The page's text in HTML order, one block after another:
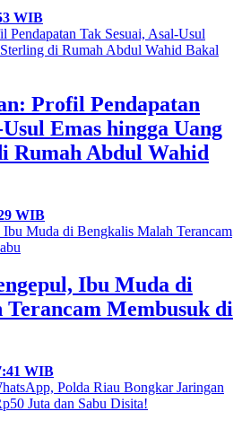
WIB
Profil Pendapatan
Emas hingga Uang
Rumah Abdul Wahid
WIB
Ibu Muda di
Membusuk di
WIB